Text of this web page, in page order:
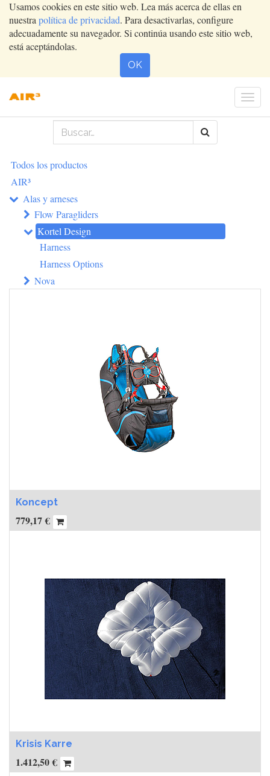
Usamos cookies en este sitio web. Lea más acerca de ellas en
nuestra política de privacidad. Para desactivarlas, configure
adecuadamente su navegador. Si continúa usando este sitio web,
está aceptándolas.
OK
Todos los productos
AIR³
Alas y arneses
Flow Paragliders
Kortel Design
Harness
Harness Options
Nova
Koncept
779,17€
Krisis Karre
1.412,50€